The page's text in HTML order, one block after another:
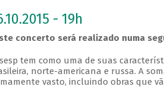
- 19h
concerto será realizado numa
tem como uma de suas
norte-americana e russa. A
vasto, incluindo obras que